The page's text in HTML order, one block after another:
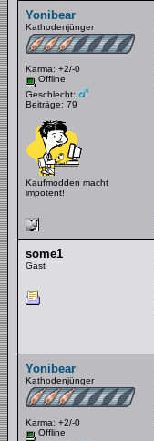
Yonibear
Kathodenjünger
Karma: +2/-0
Offline
Geschlecht:
Beiträge: 79
Kaufmodden macht
impotent!
some1
Gast
Yonibear
Kathodenjünger
Karma: +2/-0
Offline